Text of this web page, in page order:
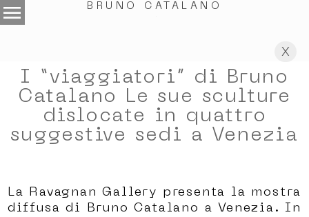
menu BRUNO CATALANO
X
I “viaggiatori” di Bruno
Catalano Le sue sculture
dislocate in quattro
suggestive sedi a Venezia
La Ravagnan Gallery presenta la mostra
diffusa di Bruno Catalano a Venezia. In